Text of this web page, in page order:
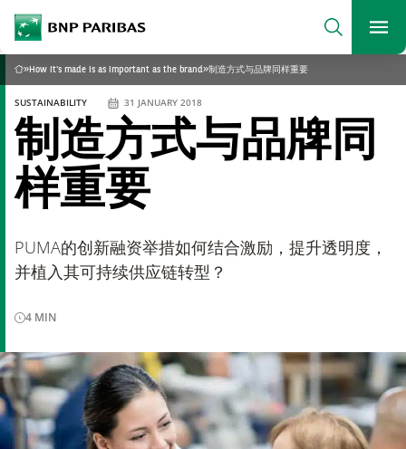
BNP Paribas
Search
What are you searching?
SEARCH
Home
» How it's made is as important as the brand»制造方式与品牌同样重要
制造方式与品牌同
样重要
PUMA的创新融资举措如何结合激励，提升透明度，
并植入其可持续供应链转型？
SUSTAINABILITY 31 JANUARY 2018
4 MIN